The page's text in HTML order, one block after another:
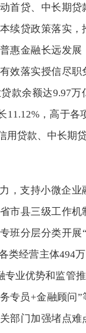
首贷、中长期
续贷政策落实
惠金融长远发
效落实授信尽
款余额达9.97
11.12%，高于
用贷款、中长期
，支持小微企
市县三级工作
班分层分类开
类经营主体494
专业优势和监管
专员+金融顾问
部门加强堵点